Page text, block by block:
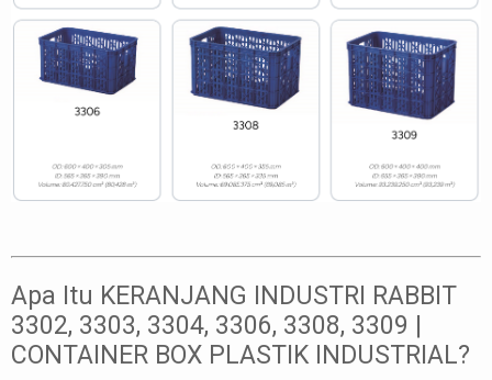
Apa Itu KERANJANG INDUSTRI RABBIT
3302, 3303, 3304, 3306, 3308, 3309 |
CONTAINER BOX PLASTIK INDUSTRIAL?